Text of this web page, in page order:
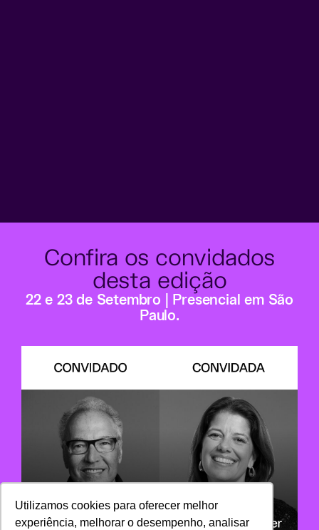
Utilizamos cookies para oferecer melhor
experiência, melhorar o desempenho, analisar
Confira os convidados
desta edição
22 e 23 de Setembro | Presencial em São
Paulo.